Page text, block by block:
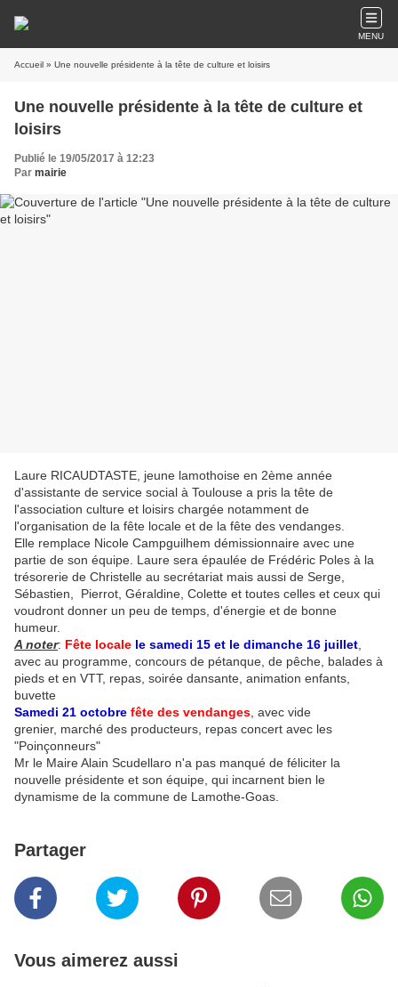
MENU
Accueil » Une nouvelle présidente à la tête de culture et loisirs
Une nouvelle présidente à la tête de culture et
loisirs
Publié le 19/05/2017 à 12:23
Par mairie
Laure RICAUDTASTE, jeune lamothoise en 2ème année
d'assistante de service social à Toulouse a pris la tête de
l'association culture et loisirs chargée notamment de
l'organisation de la fête locale et de la fête des vendanges.
Elle remplace Nicole Campguilhem démissionnaire avec une
partie de son équipe. Laure sera épaulée de Frédéric Poles à la
trésorerie de Christelle au secrétariat mais aussi de Serge,
Sébastien, Pierrot, Géraldine, Colette et toutes celles et ceux qui
voudront donner un peu de temps, d'énergie et de bonne
humeur.
A noter: Fête locale le samedi 15 et le dimanche 16 juillet
avec au programme, concours de pétanque, de pêche, balades à
pieds et en VTT, repas, soirée dansante, animation enfants,
buvette
Samedi 21 octobre fête des vendanges , avec vide
grenier, marché des producteurs, repas concert avec les
"Poinçonneurs"
Mr le Maire Alain Scudellaro n'a pas manqué de féliciter la
nouvelle présidente et son équipe, qui incarnent bien le
dynamisme de la commune de Lamothe-Goas.
Partager
Vous aimerez aussi